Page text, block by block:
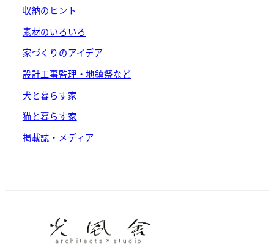
収納のヒント
素材のいろいろ
家づくりのアイデア
設計工事監理・地鎮祭など
犬と暮らす家
猫と暮らす家
掲載誌・メディア